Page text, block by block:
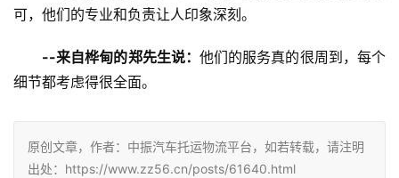
可，他们的专业和负责让人印象深刻。
--来自桦甸的郑先生说： 他们的服务真的很周到，每个
细节都考虑得很全面。
原创文章，作者：中振汽车托运物流平台，如若转载，请注明
出处：https://www.zz56.cn/posts/61640.html